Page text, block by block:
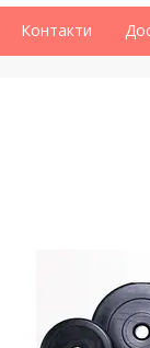
Контакти